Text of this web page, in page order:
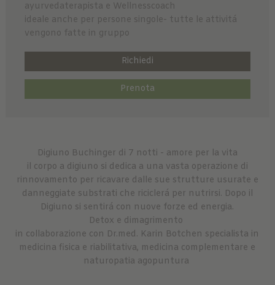
ayurvedaterapista e Wellnesscoach
ideale anche per persone singole- tutte le attivitá
vengono fatte in gruppo
Richiedi
Prenota
Digiuno Buchinger di 7 notti - amore per la vita
il corpo a digiuno si dedica a una vasta operazione di
rinnovamento per ricavare dalle sue strutture usurate e
danneggiate substrati che riciclerá per nutrirsi. Dopo il
Digiuno si sentirá con nuove forze ed energia.
Detox e dimagrimento
in collaborazione con Dr.med. Karin Botchen specialista in
medicina fisica e riabilitativa, medicina complementare e
naturopatia agopuntura